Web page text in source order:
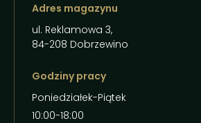
Adres magazynu
ul. Reklamowa 3,
84-208 Dobrzewino
Godziny pracy
Poniedziałek-Piątek
10:00-18:00